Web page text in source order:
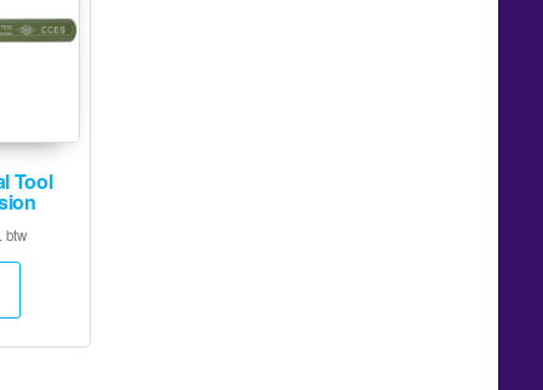
Tool
btw